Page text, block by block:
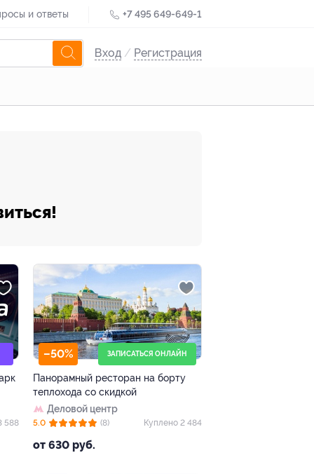
и ответы +7 495 649-649-1
Вход / Регистрация
588
–50% ЗАПИСАТЬСЯ ОНЛАЙН
Панорамный ресторан на борту
теплохода со скидкой
Деловой центр
от 630 руб.
5.0 (8) Куплено 2 484